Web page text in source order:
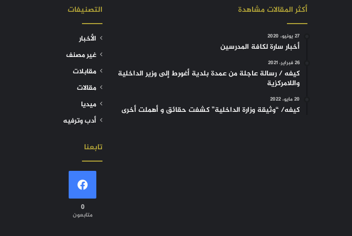
أكثر المقالات مشاهدة
27 يونيو، 2020
أخبار سارة لكافة المدرسين
26 فبراير، 2021
كيفه / رسالة عاجلة من عمدة بلدية أغورط إلى وزير الداخلية
واللامركزية
20 مايو، 2022
كيفه/ “وثيقة وزارة الداخلية” كشفت حقائق و أهملت أخرى
التصنيفات
الأخبار
غير مصنف
مقابلات
مقالات
ميديا
أدب وترفيه
تابعنا
0
متابعون